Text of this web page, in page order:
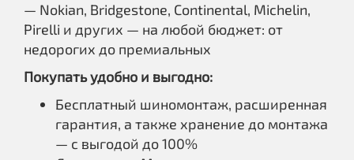
— Nokian, Bridgestone, Continental, Michelin,
Pirelli и других — на любой бюджет: от
недорогих до премиальных
Покупать удобно и выгодно:
Бесплатный шиномонтаж, расширенная
гарантия, а также хранение до монтажа
— с выгодой до 100%